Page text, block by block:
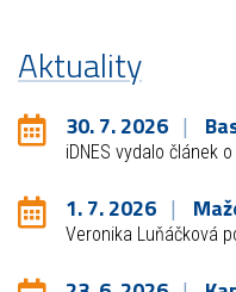
Aktuality
30. 7. 2026
iDNES vydalo článek
1. 7. 2026
Veronika Luňáčková